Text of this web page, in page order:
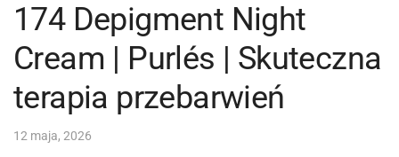
174 Depigment Night
Cream | Purlés | Skuteczna
terapia przebarwień
12 maja, 2026